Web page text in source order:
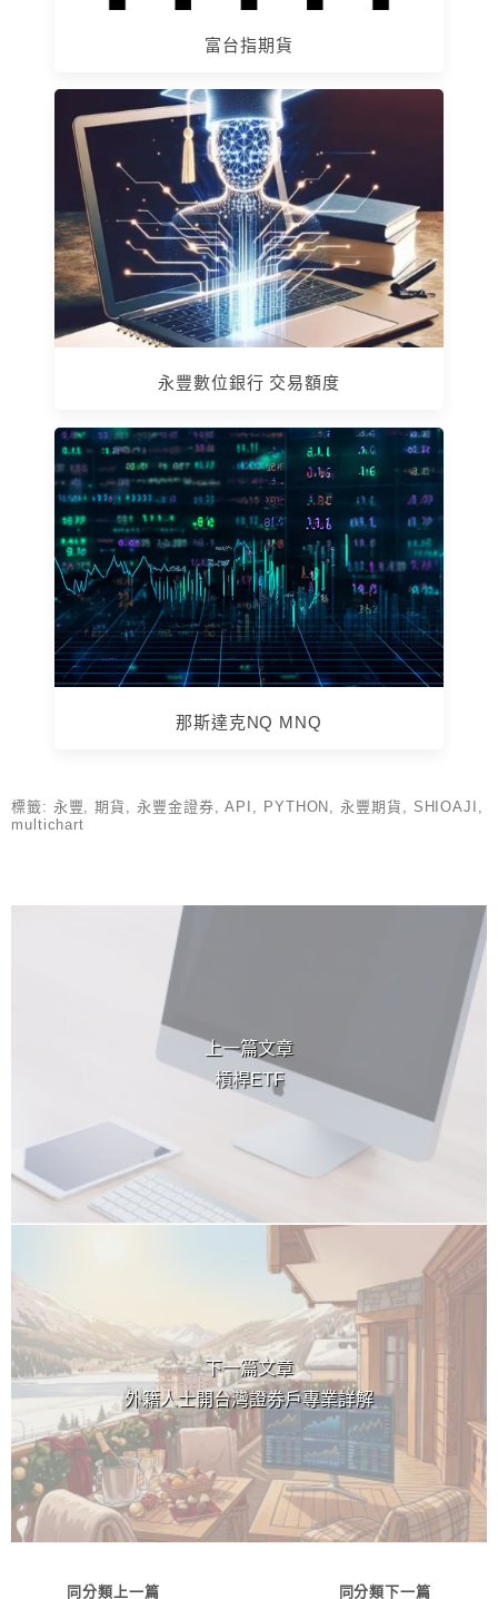
富台指期貨
永豐數位銀行 交易額度
那斯達克NQ MNQ
標籤: 永豐 ,期貨 永豐金證券 ,API PYTHON ,永豐期貨 SHIOAJI
multichart
上一篇文章
槓桿ETF
下一篇文章
外籍人士開台灣證券戶專業詳解
同分類上一篇 同分類下一篇